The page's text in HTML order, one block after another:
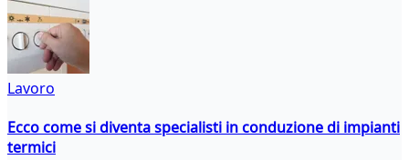
Lavoro
Ecco come si diventa specialisti in conduzione di impianti
termici